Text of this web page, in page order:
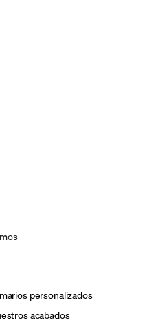
personalizados
acabados